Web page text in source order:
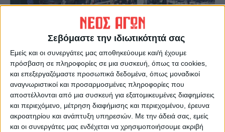
Σεβόμαστε την ιδιωτικότητά σας
Εμείς και οι συνεργάτες μας αποθηκεύουμε και/ή έχουμε
πρόσβαση σε πληροφορίες σε μια συσκευή, όπως τα cookies,
και επεξεργαζόμαστε προσωπικά δεδομένα, όπως μοναδικοί
αναγνωριστικοί και προσαρμοσμένες πληροφορίες που
αποστέλλονται από μια συσκευή για εξατομικευμένες διαφημίσεις
και περιεχόμενο, μέτρηση διαφήμισης και περιεχομένου, έρευνα
ακροατηρίου και ανάπτυξη υπηρεσιών. Με την άδειά σας, εμείς
και οι συνεργάτες μας ενδέχεται να χρησιμοποιήσουμε ακριβή